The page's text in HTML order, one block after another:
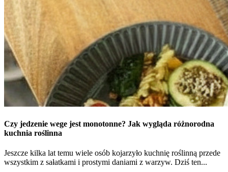
Czy jedzenie wege jest monotonne? Jak wygląda różnorodna
kuchnia roślinna
Jeszcze kilka lat temu wiele osób kojarzyło kuchnię roślinną przede
wszystkim z sałatkami i prostymi daniami z warzyw. Dziś ten...